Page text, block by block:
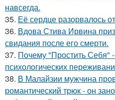
навсегда.
35. Её сердце разорвалось
36. Вдова Стива Ирвина
свидания после его смерти.
37. Почему "Простить Себя"
психологических
38. В Малайзии мужчина
романтический трюк - он